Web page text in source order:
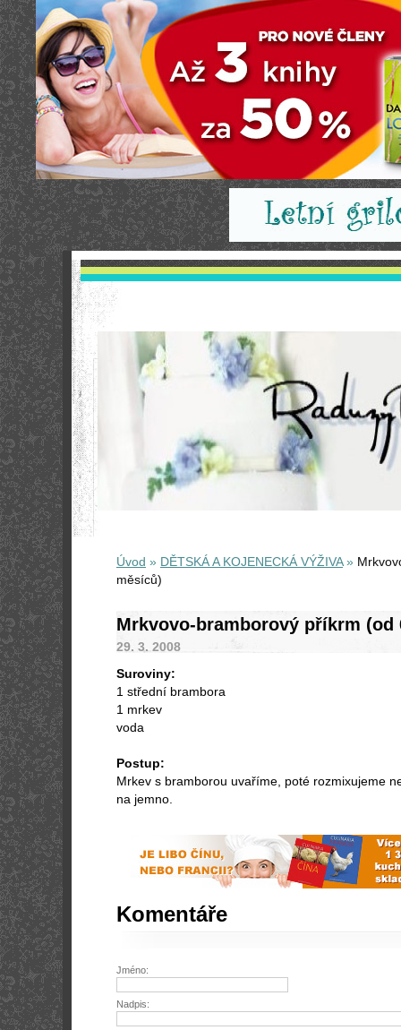
Úvod » DĚTSKÁ A KOJENECKÁ VÝŽIVA»
měsíců)
Mrkvovo-bramborový příkrm (od
29. 3. 2008
Suroviny:
1 střední brambora
1 mrkev
voda
Postup:
Mrkev s bramborou uvaříme, poté rozmixujeme
na jemno.
Komentáře
Jméno:
Nadpis: